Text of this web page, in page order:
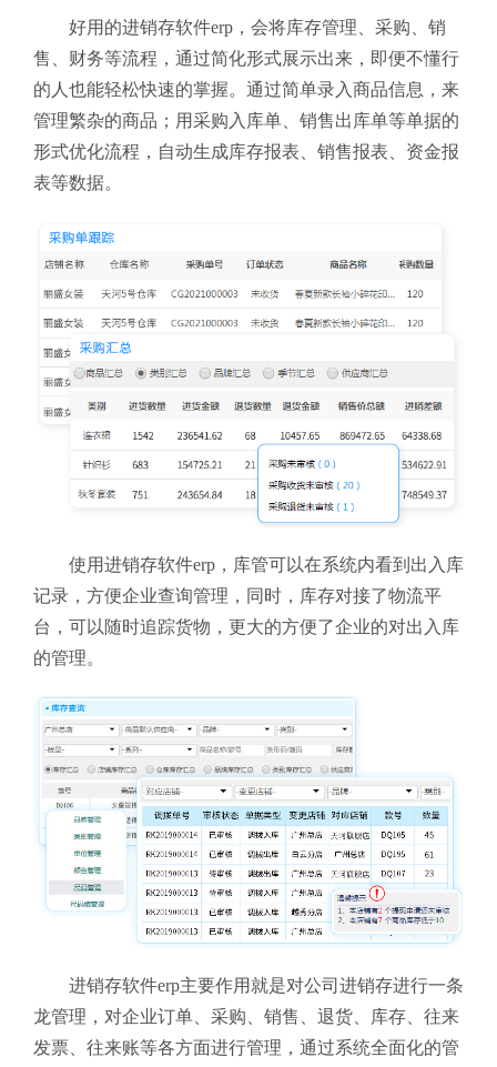
好用的进销存软件erp，会将库存管理、采购、销
售、财务等流程，通过简化形式展示出来，即便不懂行
的人也能轻松快速的掌握。通过简单录入商品信息，来
管理繁杂的商品；用采购入库单、销售出库单等单据的
形式优化流程，自动生成库存报表、销售报表、资金报
表等数据。
使用进销存软件erp，库管可以在系统内看到出入库
记录，方便企业查询管理，同时，库存对接了物流平
台，可以随时追踪货物，更大的方便了企业的对出入库
的管理。
进销存软件erp主要作用就是对公司进销存进行一条
龙管理，对企业订单、采购、销售、退货、库存、往来
发票、往来账等各方面进行管理，通过系统全面化的管